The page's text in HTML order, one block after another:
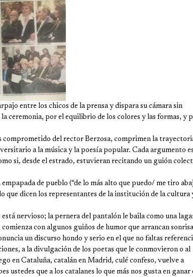
entre los chicos de la prensa y dispara su cámara sin
ceremonia, por el equilibrio de los colores y las formas, y
del rector Berzosa, comprimen la
a la música y la poesía popular. Cada argumento es
si, desde el estrado, estuvieran recitando un guión
de pueblo (“de lo más alto que puedo/ me tiro
que dicen los representantes de la institución de la cultura
nervioso; la pernera del pantalón le baila como una
con algunos guiños de humor que arrancan
un discurso hondo y serio en el que no faltas
a la divulgación de los poetas que le conmovieron o al
en Cataluña, catalán en Madrid, culé confeso, vuelve a
ustedes que a los catalanes lo que más nos gusta en ganar